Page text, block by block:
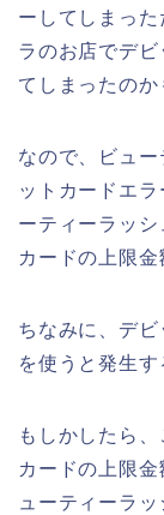
ーしてしまっ
ラのお店でデ
てしまったのか
なので、ビュ
ットカードエ
ーティーラッ
カードの上限
ちなみに、デ
を使うと発生す
もしかしたら
カードの上限
ューティーラ